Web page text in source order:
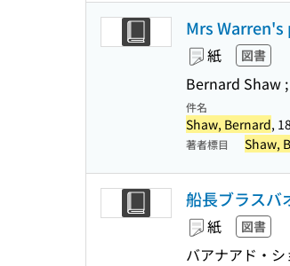
Mrs
紙 図書
Bernard Shaw
件名
Shaw, Bernard,
著者標目 Shaw,
船長ブラス
紙 図書
バアナアド・